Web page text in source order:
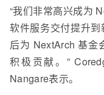
“我们非常高兴成为
软件服务交付提升
后为 NextArch 基金
积极贡献。”
Nangare表示。